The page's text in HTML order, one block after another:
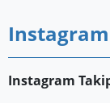
Instagram